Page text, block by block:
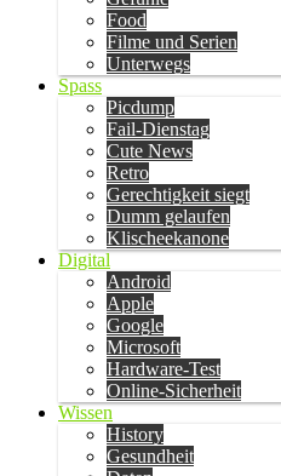
Food
Filme und Serien
Unterwegs
Spass
Picdump
Fail-Dienstag
Cute News
Retro
Gerechtigkeit siegt
Dumm gelaufen
Klischeekanone
Digital
Android
Apple
Google
Microsoft
Hardware-Test
Online-Sicherheit
Wissen
History
Gesundheit